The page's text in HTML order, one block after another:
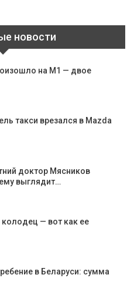
новости
на М1 — двое
такси врезался в Mazda
доктор Мясников
выглядит…
колодец — вот как ее
в Беларуси: сумма